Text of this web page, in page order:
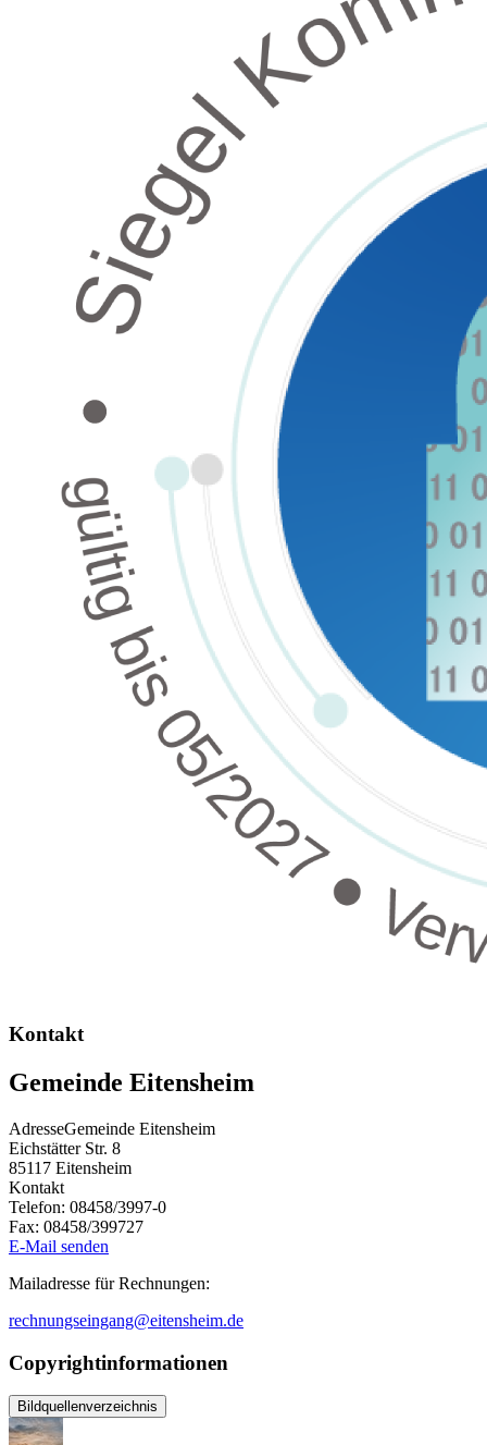
Kontakt
Gemeinde Eitensheim
AdresseGemeinde Eitensheim
Eichstätter Str. 8
85117 Eitensheim
Kontakt
Telefon: 08458/3997-0
Fax: 08458/399727
E-Mail senden
Mailadresse für Rechnungen:
rechnungseingang@eitensheim.de
Copyrightinformationen
Bildquellenverzeichnis